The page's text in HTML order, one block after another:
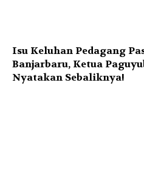
Isu Keluhan Pedagang
Banjarbaru, Ketua
Nyatakan Sebaliknya!